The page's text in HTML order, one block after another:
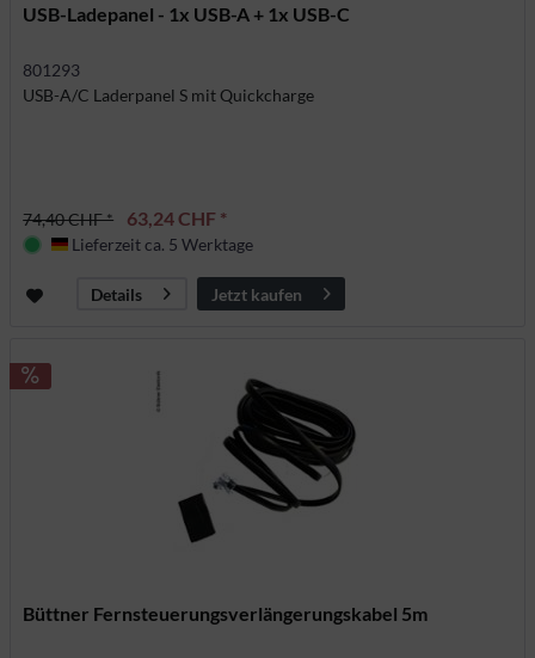
USB-Ladepanel - 1x USB-A + 1x USB-C
801293
USB-A/C Laderpanel S mit Quickcharge
74,40 CHF * 63,24 CHF *
Deutschland
Lieferzeit ca. 5 Werktage
Details Jetzt kaufen
Büttner Fernsteuerungsverlängerungskabel 5m